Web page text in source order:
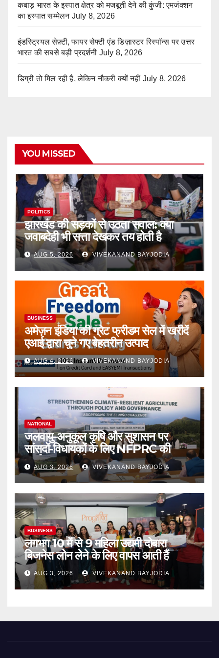
कबाड़ भारत के इस्पात क्षेत्र को मजबूती देने की कुंजी: एमजंक्शन
का इस्पात सम्मेलन July 8, 2026
इंडस्ट्रियल सेफ़्टी, फायर सेफ्टी एंड डिज़ास्टर रिस्पॉन्स पर उत्तर
भारत की सबसे बड़ी प्रदर्शनी July 8, 2026
डिग्री तो मिल रही है, लेकिन नौकरी क्यों नहीं July 8, 2026
YOU MISSED
POLITICS
झारखंड की सड़कों से उठता सवाल: क्या
जवाबदेही भी सत्ता देखकर तय होती है
AUG 5, 2026 VIVEKANAND BAYJODIA
BUSINESS
अमेज़न इंडिया की ग्रेट फ्रीडम सेल में खरीदें
एआई द्वारा चुने गए बेहतरीन उत्पाद
AUG 4, 2026 VIVEKANAND BAYJODIA
NATIONAL
जलवायु-अनुकूल कृषि और सुशासन पर
सांसदों-विधायकों के लिए NFPRC की
कार्यशाला आयोजित
AUG 3, 2026 VIVEKANAND BAYJODIA
BUSINESS
लगभग 10 में से 9 महिला उद्यमी दोबारा
बिजनेस लोन लेने के लिए वापस आती हैं
AUG 3, 2026 VIVEKANAND BAYJODIA